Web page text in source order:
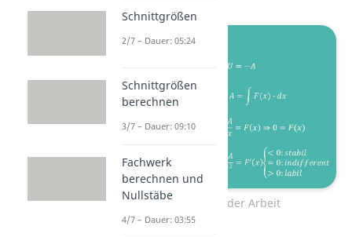
Ableitung der Arbeit
Schnittgrößen
2/7 – Dauer: 05:24
Schnittgrößen
berechnen
3/7 – Dauer: 09:10
Fachwerk
berechnen und
Nullstäbe
4/7 – Dauer: 03:55